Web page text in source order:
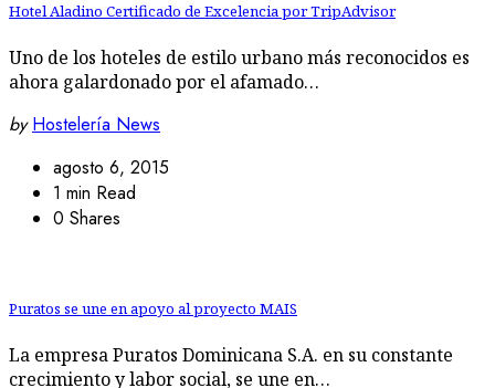
Hotel Aladino Certificado de Excelencia por TripAdvisor
Uno de los hoteles de estilo urbano más reconocidos es
ahora galardonado por el afamado…
by Hostelería News
agosto 6, 2015
1 min Read
0 Shares
Puratos se une en apoyo al proyecto MAIS
La empresa Puratos Dominicana S.A. en su constante
crecimiento y labor social, se une en…